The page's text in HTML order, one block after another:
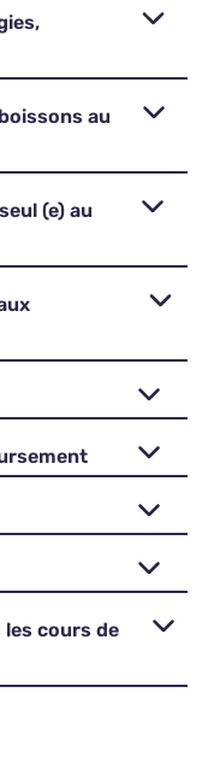
au
(e) au
les cours de